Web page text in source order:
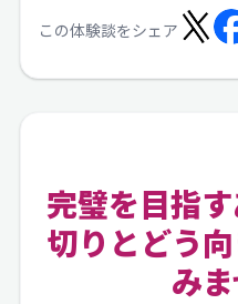
この体験談をシェア
完璧を目指
切りとどう
み